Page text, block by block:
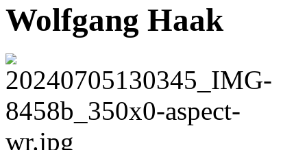
Wolfgang Haak